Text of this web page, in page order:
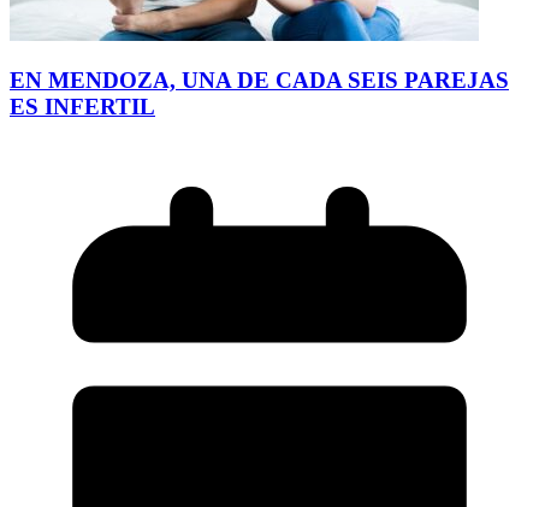
EN MENDOZA, UNA DE CADA SEIS PAREJAS
ES INFERTIL